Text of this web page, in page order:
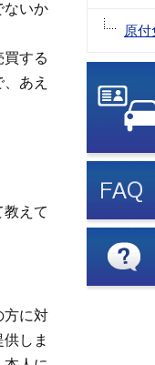
ないか
する
あえ
えて
方に対
しま
原